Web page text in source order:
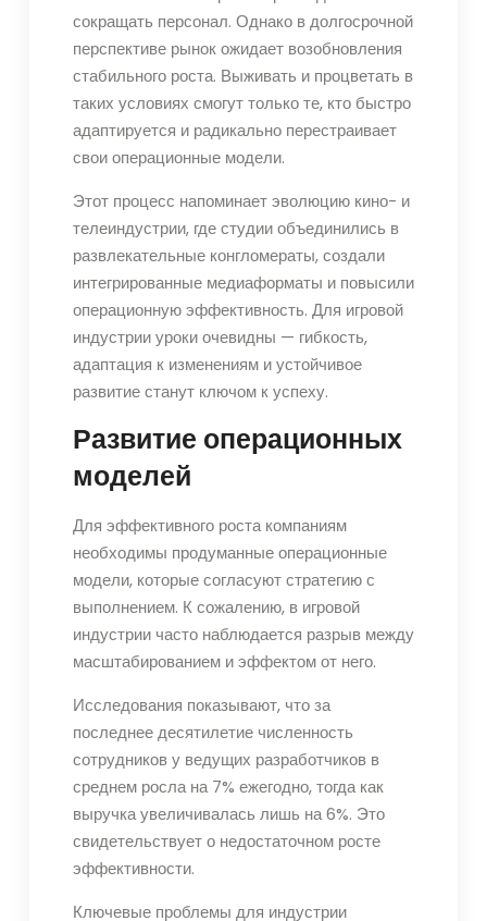
сокращать персонал. Однако в долгосрочной
перспективе рынок ожидает возобновления
стабильного роста. Выживать и процветать в
таких условиях смогут только те, кто быстро
адаптируется и радикально перестраивает
свои операционные модели.
Этот процесс напоминает эволюцию кино- и
телеиндустрии, где студии объединились в
развлекательные конгломераты, создали
интегрированные медиаформаты и повысили
операционную эффективность. Для игровой
индустрии уроки очевидны — гибкость,
адаптация к изменениям и устойчивое
развитие станут ключом к успеху.
Развитие операционных
моделей
Для эффективного роста компаниям
необходимы продуманные операционные
модели, которые согласуют стратегию с
выполнением. К сожалению, в игровой
индустрии часто наблюдается разрыв между
масштабированием и эффектом от него.
Исследования показывают, что за
последнее десятилетие численность
сотрудников у ведущих разработчиков в
среднем росла на 7% ежегодно, тогда как
выручка увеличивалась лишь на 6%. Это
свидетельствует о недостаточном росте
эффективности.
Ключевые проблемы для индустрии